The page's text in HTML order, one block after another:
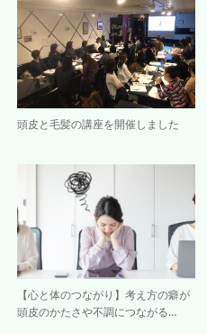
頭皮と毛髪の講座を開催しました
【心と体のつながり】考え方の癖が
頭皮のかたさや不調につながる…